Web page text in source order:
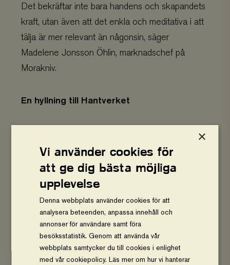
Det bekräftar inte bara handens och skapandets
kraft, utan även att det enkla och meditativa i att
tälja är mer relevant än någonsin, säger
Madelene Jonsson Öhlin, marknadschef på
Morakniv.
En hyllning till Hantverket
Design Days den 3–5 februari.
Den 13 februari–4 april visas den på
Form/Design Center i Malmö.
showroom i Vaggeryd.
13 juni – 20 september visas den under
TRÄART 2026 på Kulturgatan i Bodafors.
×
Vi använder cookies för
att ge dig bästa möjliga
upplevelse
Denna webbplats använder cookies för att
analysera beteenden, anpassa innehåll och
annonser för användare samt föra
besöksstatistik. Genom att använda vår
webbplats samtycker du till cookies i enlighet
med vår cookiepolicy.Läs mer om hur vi hanterar